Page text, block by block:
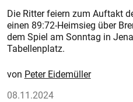
Die Ritter feiern zum Auftakt
einen 89:72-Heimsieg über
dem Spiel am Sonntag in
Tabellenplatz.
Peter Eidemüller
08.11.2024